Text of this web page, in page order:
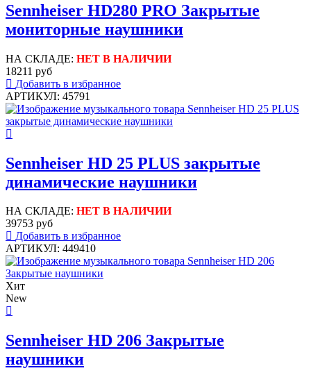
Sennheiser HD280 PRO Закрытые
мониторные наушники
НА СКЛАДЕ: НЕТ В НАЛИЧИИ
18211 руб
Добавить в избранное
АРТИКУЛ: 45791
Sennheiser HD 25 PLUS закрытые
динамические наушники
НА СКЛАДЕ: НЕТ В НАЛИЧИИ
39753 руб
Добавить в избранное
АРТИКУЛ: 449410
Хит
New
Sennheiser HD 206 Закрытые
наушники